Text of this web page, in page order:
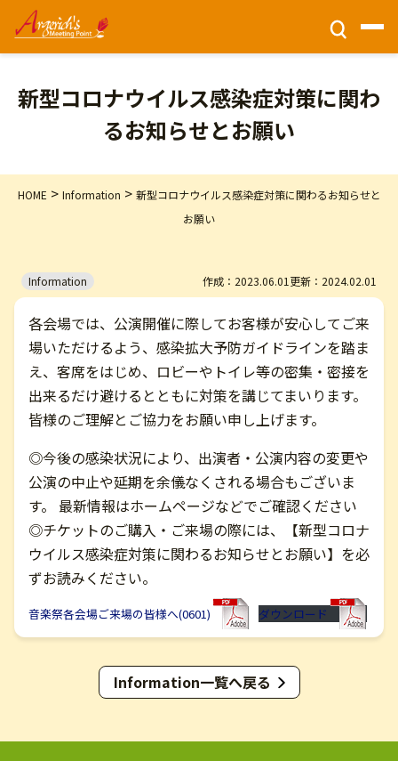
財団活動
会場アクセス
このサイトについて
お問い合わせ
English
新型コロナウイルス感染症対策に関わ
るお知らせとお願い
HOME > Information > 新型コロナウイルス感染症対策に関わるお知らせと
お願い
Information 作成：2023.06.01 更新：2024.02.01
各会場では、公演開催に際してお客様が安心してご来
場いただけるよう、感染拡大予防ガイドラインを踏ま
え、客席をはじめ、ロビーやトイレ等の密集・密接を
出来るだけ避けるとともに対策を講じてまいります。
皆様のご理解とご協力をお願い申し上げます。
◎今後の感染状況により、出演者・公演内容の変更や
公演の中止や延期を余儀なくされる場合もございま
す。 最新情報はホームページなどでご確認ください
◎チケットのご購入・ご来場の際には、【新型コロナ
ウイルス感染症対策に関わるお知らせとお願い】を必
ずお読みください。
音楽祭各会場ご来場の皆様へ(0601) ダウンロード
Information一覧へ戻る